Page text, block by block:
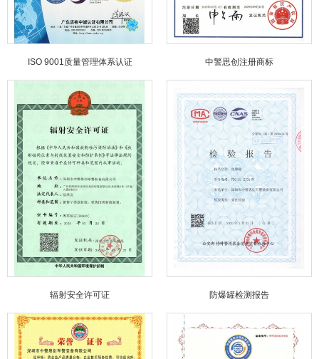
ISO 9001质量管理体系认证 中警思创注册商标
辐射安全许可证 防爆罐检测报告